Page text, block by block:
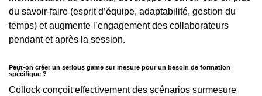
du savoir-faire (esprit d’équipe, adaptabilité, gestion du
temps) et augmente l’engagement des collaborateurs
pendant et après la session.
Peut-on créer un serious game sur mesure pour un besoin de formation
spécifique ?
Collock conçoit effectivement des scénarios surmesure